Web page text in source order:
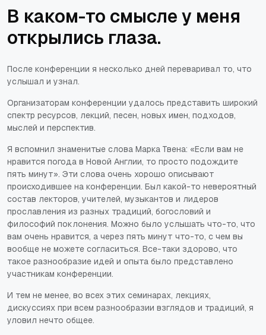
В каком-то смысле у меня
открылись глаза.
После конференции я несколько дней переваривал то, что
услышал и узнал.
Организаторам конференции удалось представить широкий
спектр ресурсов, лекций, песен, новых имен, подходов,
мыслей и перспектив.
Я вспомнил знаменитые слова Марка Твена: «Если вам не
нравится погода в Новой Англии, то просто подождите
пять минут». Эти слова очень хорошо описывают
происходившее на конференции. Был какой-то невероятный
состав лекторов, учителей, музыкантов и лидеров
прославления из разных традиций, богословий и
философий поклонения. Можно было услышать что-то, что
вам очень нравится, а через пять минут что-то, с чем вы
вообще не можете согласиться. Все-таки здорово, что
такое разнообразие идей и опыта было представлено
участникам конференции.
И тем не менее, во всех этих семинарах, лекциях,
дискуссиях при всем разнообразии взглядов и традиций, я
уловил нечто общее.